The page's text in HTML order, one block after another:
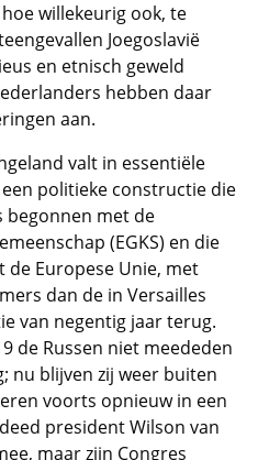
willekeurig ook, te
Joegoslavië
en etnisch geweld
hebben daar
aan.
valt in essentiële
politieke constructie die
begonnen met de
(EGKS) en die
Europese Unie, met
dan de in Versailles
van negentig jaar terug.
de Russen niet meededen
nu blijven zij weer buiten
voorts opnieuw in een
president Wilson van
maar zijn Congres